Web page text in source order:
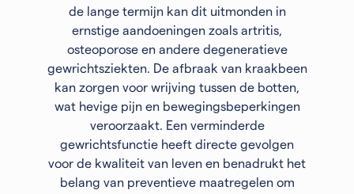
de lange termijn kan dit uitmonden in
ernstige aandoeningen zoals artritis,
osteoporose en andere degeneratieve
gewrichtsziekten. De afbraak van kraakbeen
kan zorgen voor wrijving tussen de botten,
wat hevige pijn en bewegingsbeperkingen
veroorzaakt. Een verminderde
gewrichtsfunctie heeft directe gevolgen
voor de kwaliteit van leven en benadrukt het
belang van preventieve maatregelen om